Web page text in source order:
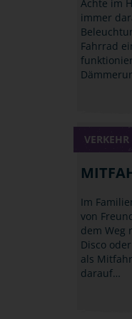
Achte im
immer
Fahrrad
VERKEHR
Im
von
dem Weg
Disco
als
darauf…